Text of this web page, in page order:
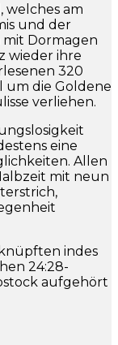
welches am
und der
Dormagen
wieder ihre
320
um die Goldene
verliehen.
eine
Allen
mit neun
indes
24:28-
aufgehört